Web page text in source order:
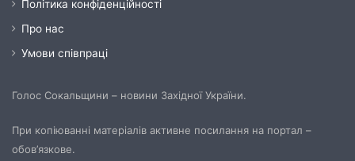
Політика конфіденційності
Про нас
Умови співпраці
Голос Сокальщини – новини Західної України.
При копіюванні матеріалів активне посилання на портал –
обов’язкове.